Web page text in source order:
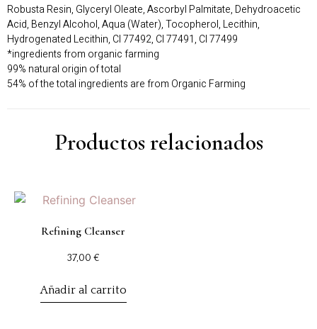
Robusta Resin, Glyceryl Oleate, Ascorbyl Palmitate, Dehydroacetic
Acid, Benzyl Alcohol, Aqua (Water), Tocopherol, Lecithin,
Hydrogenated Lecithin, CI 77492, CI 77491, CI 77499
*ingredients from organic farming
99% natural origin of total
54% of the total ingredients are from Organic Farming
Productos relacionados
Refining Cleanser
37,00 €
Añadir al carrito